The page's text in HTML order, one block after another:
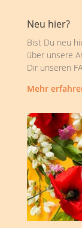
Neu hier?
Bist Du neu
über unsere
Dir unseren
Mehr